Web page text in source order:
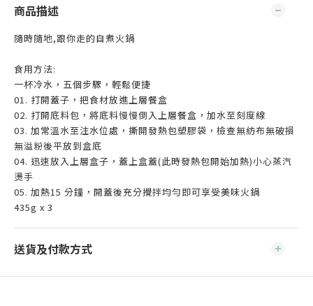
商品描述
隨時隨地,跟你走的自煮火鍋
食用方法:
一杯冷水，五個步驟，輕鬆便捷
01. 打開蓋子，把食材放進上層餐盒
02. 打開底料包，將底料慢慢倒入上層餐盒，加水至刻度線
03. 加常溫水至注水位處，撕開發熱包塑膠袋，檢查無紡布無破損
無溢粉後平放到盒底
04. 迅速放入上層盒子，蓋上盒蓋(此時發熱包開始加熱)小心蒸汽
燙手
05. 加熱15 分鐘，開蓋後充分攪拌均勻即可享受美味火鍋
435g x 3
送貨及付款方式